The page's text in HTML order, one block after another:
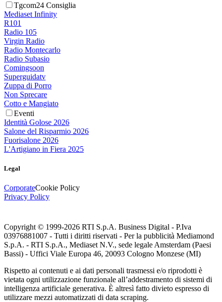
Tgcom24 Consiglia
Mediaset Infinity
R101
Radio 105
Virgin Radio
Radio Montecarlo
Radio Subasio
Comingsoon
Superguidatv
Zuppa di Porro
Non Sprecare
Cotto e Mangiato
Eventi
Identità Golose 2026
Salone del Risparmio 2026
Fuorisalone 2026
L'Artigiano in Fiera 2025
Legal
CorporateCookie Policy
Privacy Policy
Copyright © 1999-2026 RTI S.p.A. Business Digital - P.Iva
03976881007 - Tutti i diritti riservati - Per la pubblicità Mediamond
S.p.A. - RTI S.p.A., Mediaset N.V., sede legale Amsterdam (Paesi
Bassi) - Uffici Viale Europa 46, 20093 Cologno Monzese (MI)
Rispetto ai contenuti e ai dati personali trasmessi e/o riprodotti è
vietata ogni utilizzazione funzionale all’addestramento di sistemi di
intelligenza artificiale generativa. È altresì fatto divieto espresso di
utilizzare mezzi automatizzati di data scraping.